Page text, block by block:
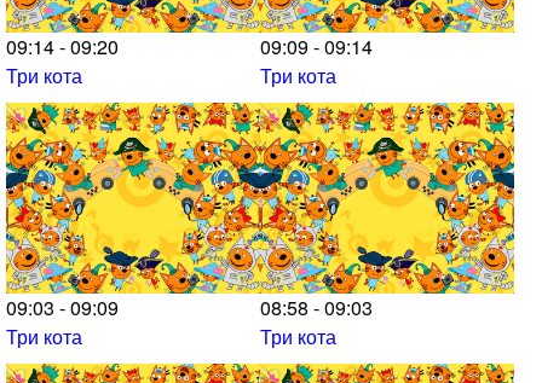
09:14 - 09:20
Три кота
09:09 - 09:14
Три кота
09:03 - 09:09
Три кота
08:58 - 09:03
Три кота